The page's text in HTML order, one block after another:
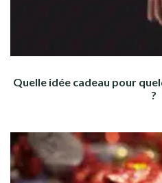
Quelle idée cadeau pour
?